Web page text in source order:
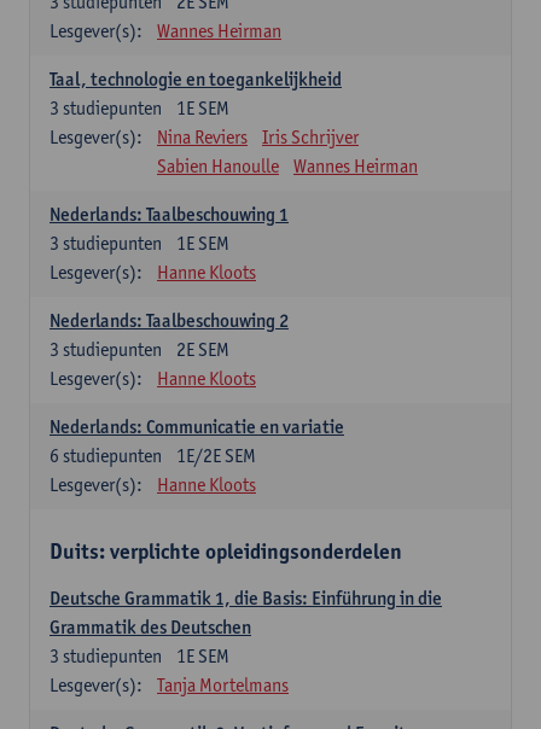
Lesgever(s):
Wannes Heirman
Taal, technologie en toegankelijkheid
1E SEM
3 studiepunten
Lesgever(s):
Nina Reviers
Iris Schrijver
Sabien Hanoulle
Wannes Heirman
Nederlands: Taalbeschouwing 1
1E SEM
3 studiepunten
Lesgever(s):
Hanne Kloots
Nederlands: Taalbeschouwing 2
2E SEM
3 studiepunten
Lesgever(s):
Hanne Kloots
Nederlands: Communicatie en variatie
1E/2E SEM
6 studiepunten
Lesgever(s):
Hanne Kloots
Duits: verplichte opleidingsonderdelen
Deutsche Grammatik 1, die Basis: Einführung in die
Grammatik des Deutschen
1E SEM
3 studiepunten
Lesgever(s):
Tanja Mortelmans